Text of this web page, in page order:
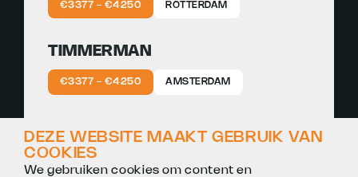
DEZE WEBSITE MAAKT GEBRUIK VAN
COOKIES
We gebruiken cookies om content en
€3377 - €4250 ROTTERDAM
TIMMERMAN
€3377 - €4250 AMSTERDAM
TIMMERMAN
€3377 - €4250